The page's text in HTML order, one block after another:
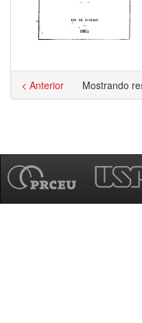
Mostrando
< Anterior